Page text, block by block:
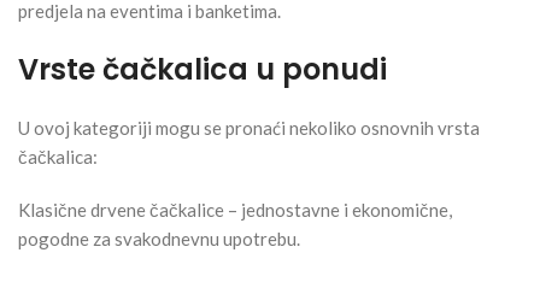
predjela na eventima i banketima.
Vrste čačkalica u ponudi
U ovoj kategoriji mogu se pronaći nekoliko osnovnih vrsta
čačkalica:
Klasične drvene čačkalice – jednostavne i ekonomične,
pogodne za svakodnevnu upotrebu.